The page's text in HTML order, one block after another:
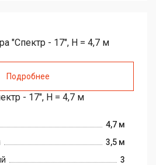
Подробнее
- 17", H = 4,7 м
4,7 м
3,5 м
3